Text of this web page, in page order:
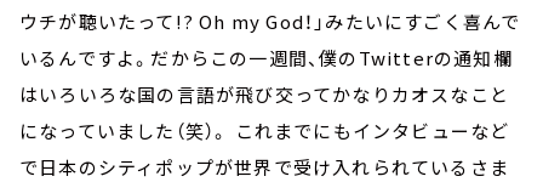
ウチが聴いたって!? Oh my God！」みたいにすごく喜んで
いるんですよ。だからこの一週間、僕のTwitterの通知欄
はいろいろな国の言語が飛び交ってかなりカオスなこと
になっていました（笑）。 これまでにもインタビューなど
で日本のシティポップが世界で受け入れられているさま